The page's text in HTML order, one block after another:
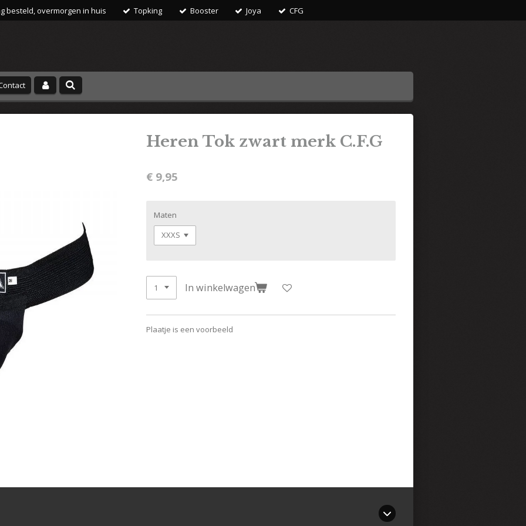
besteld, overmorgen in huis Topking Booster Joya CFG
Heren Tok zwart merk C.F.G
€ 9,95
Maten
In winkelwagen
Plaatje is een voorbeeld